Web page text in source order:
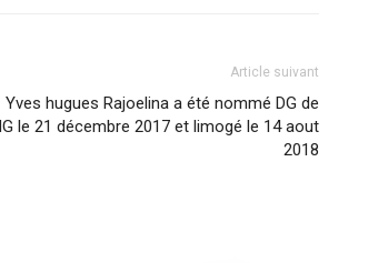
Article suivant
Yves hugues Rajoelina a été nommé DG de
le 21 décembre 2017 et limogé le 14 aout
2018